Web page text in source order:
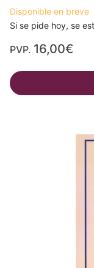
Disponible en breve
Si se pide hoy, se
PVP. 16,00€